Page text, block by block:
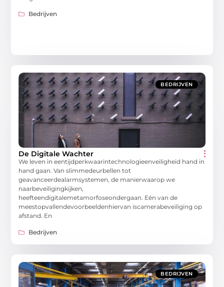
Bedrijven
BEDRIJVEN
De Digitale Wachter
We leven in eentijdperkwaarintechnologieenveiligheid hand in
hand gaan. Van slimmedeurbellen tot
geavanceerdealarmsystemen, de manierwaarop we
naarbeveiligingkijken,
heefteendigitalemetamorfoseondergaan. Eén van de
meestopvallendevoorbeeldenhiervan iscamerabeveiliging op
afstand. En
Bedrijven
BEDRIJVEN